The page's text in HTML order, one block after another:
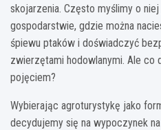
skojarzenia. Często myślimy o
gospodarstwie, gdzie można
śpiewu ptaków i doświadczyć
zwierzętami hodowlanymi. Ale co
pojęciem?
Wybierając agroturystykę jako
decydujemy się na wypoczynek